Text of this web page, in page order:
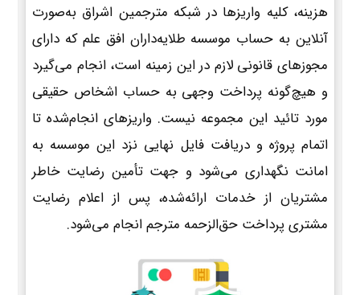
هزینه، کلیه واریزها در شبکه مترجمین اشراق به‌صورت
آنلاین به حساب موسسه طلایه‌داران افق علم که دارای
مجوزهای قانونی لازم در این زمینه است، انجام می‌گیرد
و هیچ‌گونه پرداخت وجهی به حساب اشخاص حقیقی
مورد تائید این مجموعه نیست. واریزهای انجام‌شده تا
اتمام پروژه و دریافت فایل نهایی نزد این موسسه به
امانت نگهداری می‌شود و جهت تأمین رضایت خاطر
مشتریان از خدمات ارائه‌شده، پس از اعلام رضایت
مشتری پرداخت حق‌الزحمه مترجم انجام می‌شود.